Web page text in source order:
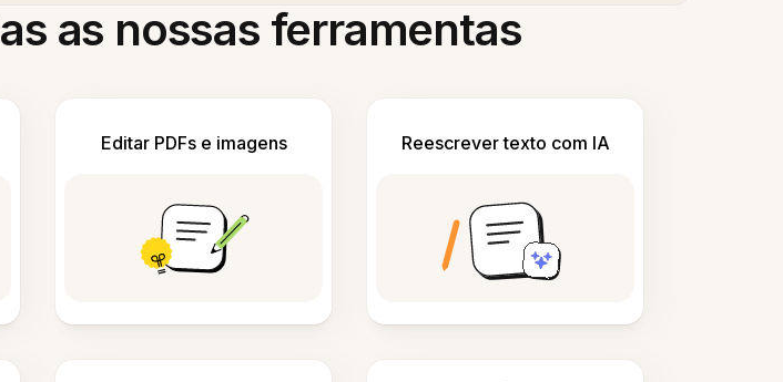
as nossas ferramentas
Editar PDFs e imagens Reescrever texto com IA